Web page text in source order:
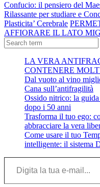
Confucio: il pensiero del
Rilassante per studiare e
Plasticita’ Cerebrale
AFFIORARE IL LATO
LA VERA
CONTENERE
Dal vuoto al vino
Cana sull’antifragilità
Ossido nitrico: la
dopo i 50 anni
Trasforma il tuo ego:
abbracciare la vera
Come usare il tuo
intelligente: il sistema
Digita la tua e-mail...